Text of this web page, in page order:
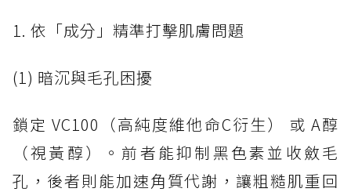
1. 依「成分」精準打擊肌膚問題
(1) 暗沉與毛孔困擾
鎖定 VC100（高純度維他命C衍生） 或 A醇
（視黃醇）。前者能抑制黑色素並收斂毛
孔，後者則能加速角質代謝，讓粗糙肌重回